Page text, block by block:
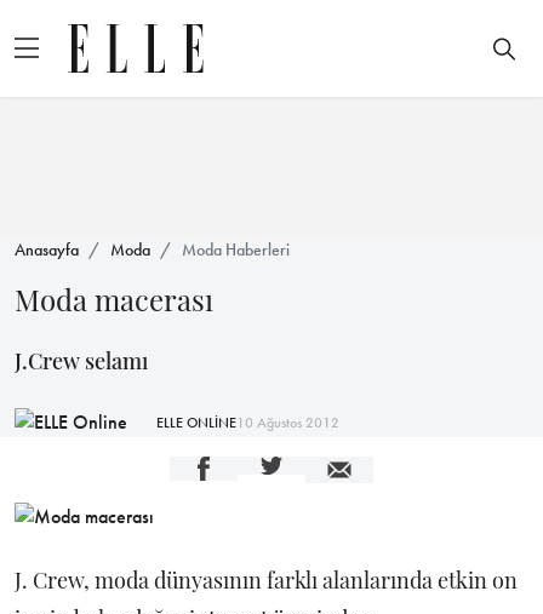
Anasayfa Moda Moda Haberleri
Moda macerası
J.Crew selamı
ELLE ONLİNE10 Ağustos 2012
J. Crew, moda dünyasının farklı alanlarında etkin on